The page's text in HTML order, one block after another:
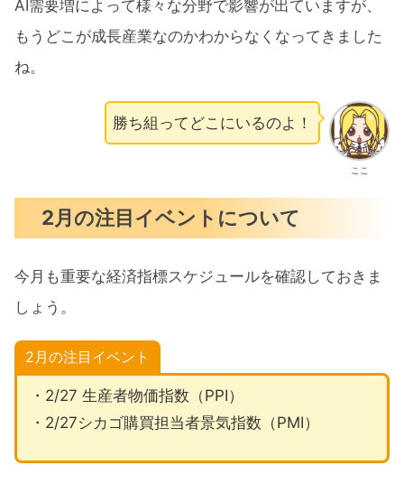
AI需要増によって様々な分野で影響が出ていますが、
もうどこが成長産業なのかわからなくなってきました
ね。
ここ
勝ち組ってどこにいるのよ！
2月の注目イベントについて
今月も重要な経済指標スケジュールを確認しておきま
しょう。
2月の注目イベント
・2/27 生産者物価指数（PPI）
・2/27シカゴ購買担当者景気指数（PMI）